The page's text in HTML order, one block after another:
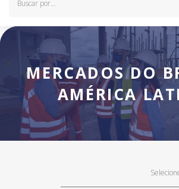
MERCADOS DO
AMÉRICA